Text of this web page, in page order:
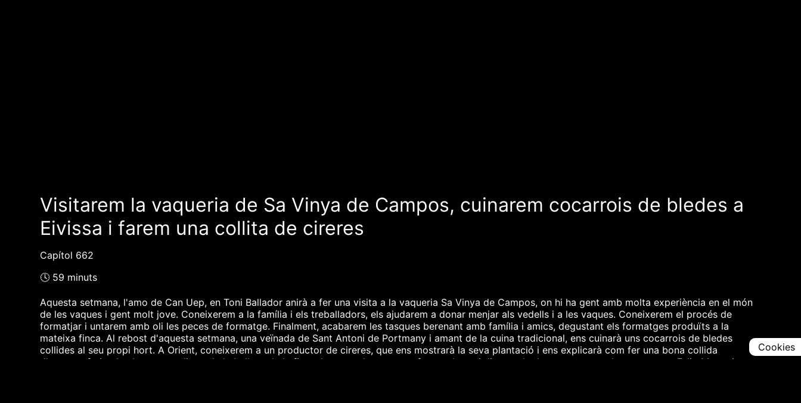
Visitarem la vaqueria de Sa Vinya de Campos, cuinarem cocarrois de bledes a
Eivissa i farem una collita de cireres
Capítol 662
🕓 59 minuts
Aquesta setmana, l'amo de Can Uep, en Toni Ballador anirà a fer una visita a la vaqueria Sa Vinya de Campos, on hi ha gent amb molta experiència en el món
de les vaques i gent molt jove. Coneixerem a la família i els treballadors, els ajudarem a donar menjar als vedells i a les vaques. Coneixerem el procés de
formatjar i untarem amb oli les peces de formatge. Finalment, acabarem les tasques berenant amb família i amics, degustant els formatges produïts a la
mateixa finca. Al rebost d'aquesta setmana, una veïnada de Sant Antoni de Portmany i amant de la cuina tradicional, ens cuinarà uns cocarrois de bledes
collides al seu propi hort. A Orient, coneixerem a un productor de cireres, que ens mostrarà la seva plantació i ens explicarà com fer una bona collida
d'aquesta fruita. I sobretot gaudirem de la bellesa de la finca. I com cada setmana, farem gloses i dites amb el nostre mestre de mestres, en Felip Munar i
Cookies